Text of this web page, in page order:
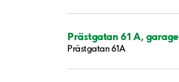
Prästgatan 61 A, garage
Prästgatan 61A